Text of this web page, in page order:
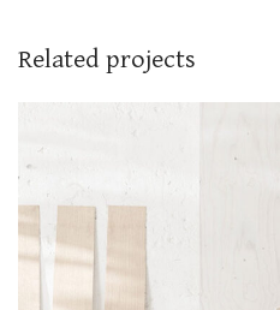
Related projects